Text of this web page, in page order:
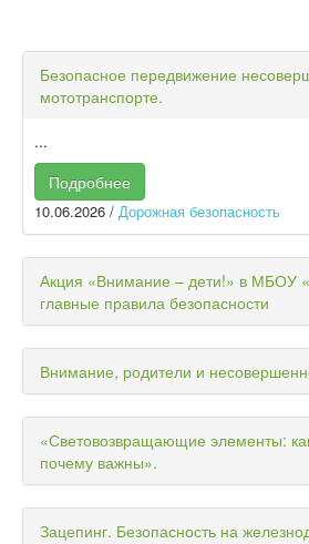
Безопасное передвижение
мототранспорте.
...
Подробнее
10.06.2026 / Дорожная безопасность
Акция «Внимание – дети!» в МБОУ
главные правила безопасности
Внимание, родители и
«Световозвращающие элементы:
почему важны».
Зацепинг. Безопасность на